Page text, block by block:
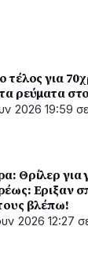
τέλος για
ρεύματα
2026 19:59 σε
Θρίλερ για
Εριξαν
βλέπω!
2026 12:27